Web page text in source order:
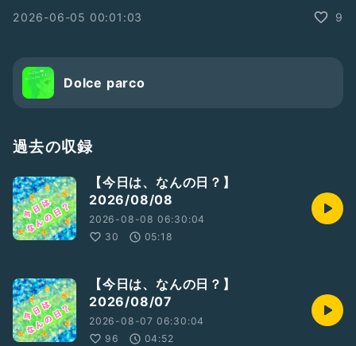
この【Endingood】
どるちぇの作った造語です。
『終活』『エンディングノート』
『生前整理』
ラジオトーク内で
話す内容か迷いながら進めてきました。
決して死を推奨するものではありません。
そして、わたしが感じ思ったことが主になります。
2026-06-05 00:01:03
9
Dolce parco
過去の収録
【今日は、なんの日？】
2026/08/08
2026-08-08 06:30:04
30
05:18
【今日は、なんの日？】
2026/08/07
2026-08-07 06:30:04
96
04:52